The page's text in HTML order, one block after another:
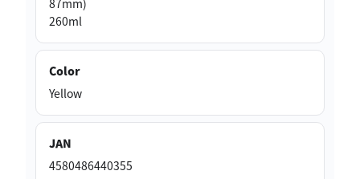
260ml
Color
Yellow
JAN
4580486440355